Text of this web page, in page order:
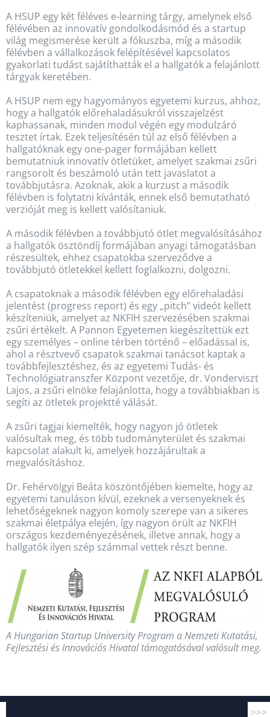
A HSUP egy két féléves e-learning tárgy, amelynek első
félévében az innovatív gondolkodásmód és a startup
világ megismerése került a fókuszba, míg a második
félévben a vállalkozások felépítésével kapcsolatos
gyakorlati tudást sajátíthatták el a hallgatók a felajánlott
tárgyak keretében.
A HSUP nem egy hagyományos egyetemi kurzus, ahhoz,
hogy a hallgatók előrehaladásukról visszajelzést
kaphassanak, minden modul végén egy modulzáró
tesztet írtak. Ezek teljesítésén túl az első félévben a
hallgatóknak egy one-pager formájában kellett
bemutatniuk innovatív ötletüket, amelyet szakmai zsűri
rangsorolt és beszámoló után tett javaslatot a
továbbjutásra. Azoknak, akik a kurzust a második
félévben is folytatni kívánták, ennek első bemutatható
verzióját meg is kellett valósítaniuk.
A második félévben a továbbjutó ötlet megvalósításához
a hallgatók ösztöndíj formájában anyagi támogatásban
részesültek, ehhez csapatokba szerveződve a
továbbjutó ötletekkel kellett foglalkozni, dolgozni.
A csapatoknak a második félévben egy előrehaladási
jelentést (progress report) és egy „pitch” videót kellett
készíteniük, amelyet az NKFIH szervezésében szakmai
zsűri értékelt. A Pannon Egyetemen kiegészítettük ezt
egy személyes – online térben történő – előadással is,
ahol a résztvevő csapatok szakmai tanácsot kaptak a
továbbfejlesztéshez, és az egyetemi Tudás- és
Technológiatranszfer Központ vezetője, dr. Vonderviszt
Lajos, a zsűri elnöke felajánlotta, hogy a továbbiakban is
segíti az ötletek projektté válását.
A zsűri tagjai kiemelték, hogy nagyon jó ötletek
valósultak meg, és több tudományterület és szakmai
kapcsolat alakult ki, amelyek hozzájárultak a
megvalósításhoz.
Dr. Fehérvölgyi Beáta köszöntőjében kiemelte, hogy az
egyetemi tanuláson kívül, ezeknek a versenyeknek és
lehetőségeknek nagyon komoly szerepe van a sikeres
szakmai életpálya elején, így nagyon örült az NKFIH
országos kezdeményezésének, illetve annak, hogy a
hallgatók ilyen szép számmal vettek részt benne.
A Hungarian Startup University Program a Nemzeti Kutatási,
Fejlesztési és Innovációs Hivatal támogatásával valósult meg.
>>>